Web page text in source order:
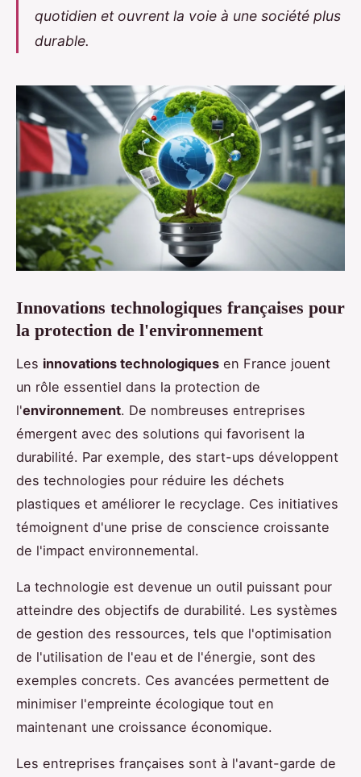
quotidien et ouvrent la voie à une société plus
durable.
Innovations technologiques françaises pour
la protection de l'environnement
Les innovations technologiques en France jouent
un rôle essentiel dans la protection de
l'environnement. De nombreuses entreprises
émergent avec des solutions qui favorisent la
durabilité. Par exemple, des start-ups développent
des technologies pour réduire les déchets
plastiques et améliorer le recyclage. Ces initiatives
témoignent d'une prise de conscience croissante
de l'impact environnemental.
La technologie est devenue un outil puissant pour
atteindre des objectifs de durabilité. Les systèmes
de gestion des ressources, tels que l'optimisation
de l'utilisation de l'eau et de l'énergie, sont des
exemples concrets. Ces avancées permettent de
minimiser l'empreinte écologique tout en
maintenant une croissance économique.
Les entreprises françaises sont à l'avant-garde de